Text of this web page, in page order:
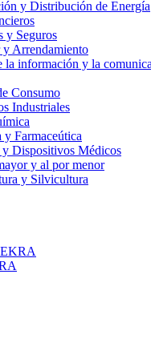
y Distribución de Energía
y Seguros
Arrendamiento
la información y la
Consumo
Industriales
y Farmaceútica
y Dispositivos Médicos
y al por menor
y Silvicultura